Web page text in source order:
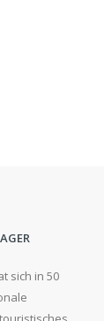
sich in 50